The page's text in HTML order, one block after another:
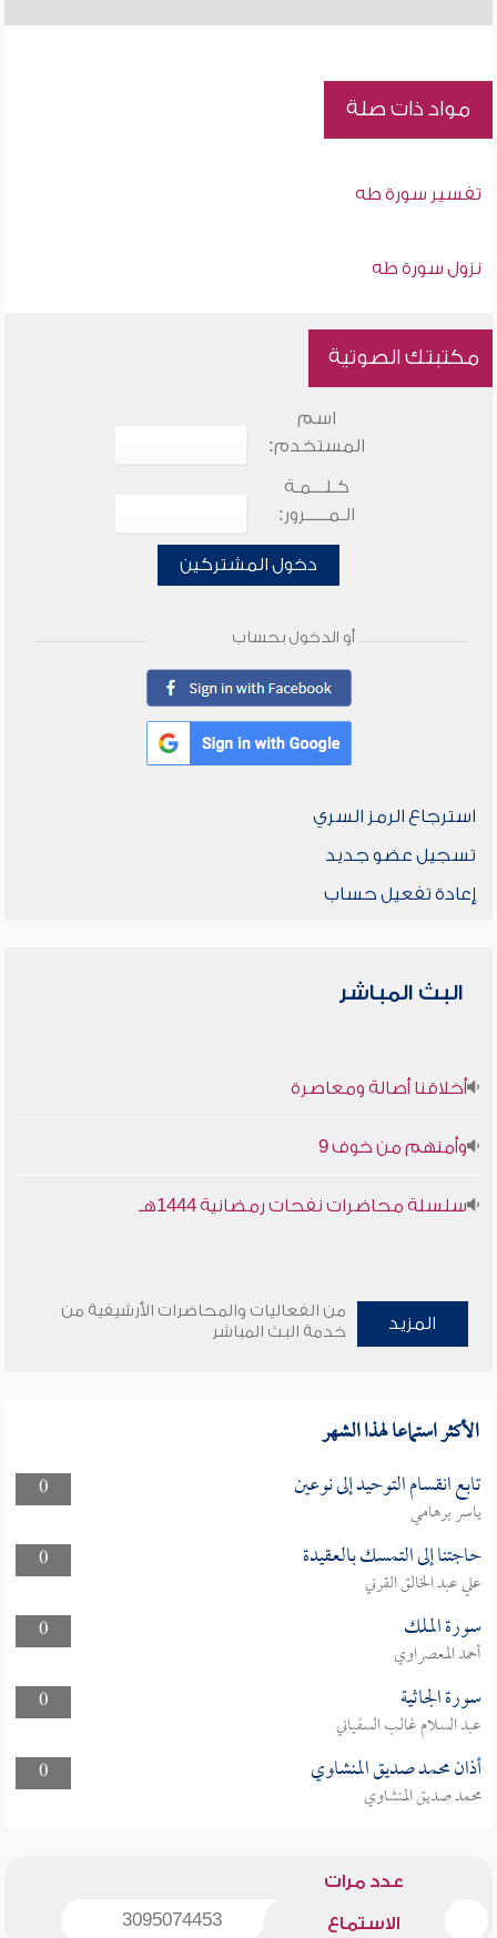
مواد ذات صلة
تفسير سورة طه
نزول سورة طه
مكتبتك الصوتية
اسم
المستخدم:
كـلـــمـة
الـمـــــرور:
دخول المشتركين
أو الدخول بحساب
استرجاع الرمز السري
تسجيل عضو جديد
إعادة تفعيل حساب
البث المباشر
أخلاقنا أصالة ومعاصرة
وأمنهم من خوف 9
سلسلة محاضرات نفحات رمضانية 1444هـ
المزيد
من الفعاليات والمحاضرات الأرشيفية من
خدمة البث المباشر
الأكثر استماعا لهذا الشهر
0 تابع انقسام التوحيد إلى نوعين
ياسر برهامي
0
حاجتنا إلى التمسك بالعقيدة
علي عبد الخالق القرني
0
سورة الملك
أحمد المعصراوي
0
سورة الجاثية
عبد السلام غالب السفياني
0
أذان محمد صديق المنشاوي
محمد صديق المنشاوي
عدد مرات
الاستماع 3095074453